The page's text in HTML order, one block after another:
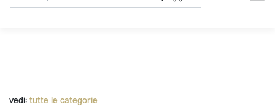
vedi: tutte le categorie